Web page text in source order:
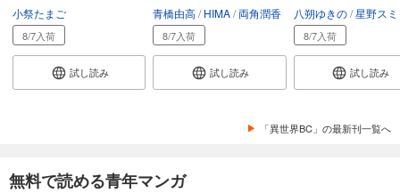
小祭たまご
8/7入荷
試し読み
青橋由高 HIMA 両角潤香
8/7入荷
試し読み
八朔ゆきの 星野スミ
8/7入荷
試し読み
「異世界BC」の最新刊一覧へ
無料で読める青年マンガ